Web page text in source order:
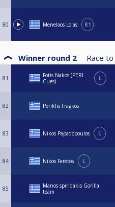
80 Menelaos Lolas R1
Winner round 2 Race to
81
Fotis Nakos (PERI
Cues)
L
82 Periklis Fragkos
83 Nikos Papadopoulos L
84 Nikos Feretos L
85
Manos spiridakis Gorilla
team